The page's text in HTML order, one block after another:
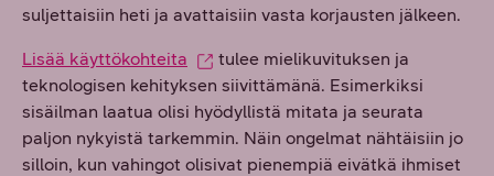
suljettaisiin heti ja avattaisiin vasta korjausten jälkeen.
Lisää käyttökohteita
tulee mielikuvituksen ja
teknologisen kehityksen siivittämänä. Esimerkiksi
sisäilman laatua olisi hyödyllistä mitata ja seurata
paljon nykyistä tarkemmin. Näin ongelmat nähtäisiin jo
silloin, kun vahingot olisivat pienempiä eivätkä ihmiset